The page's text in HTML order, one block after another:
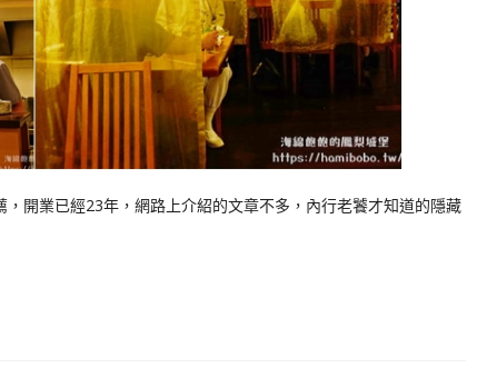
開業已經23年，網路上介紹的文章不多，內行老饕才知道的隱藏